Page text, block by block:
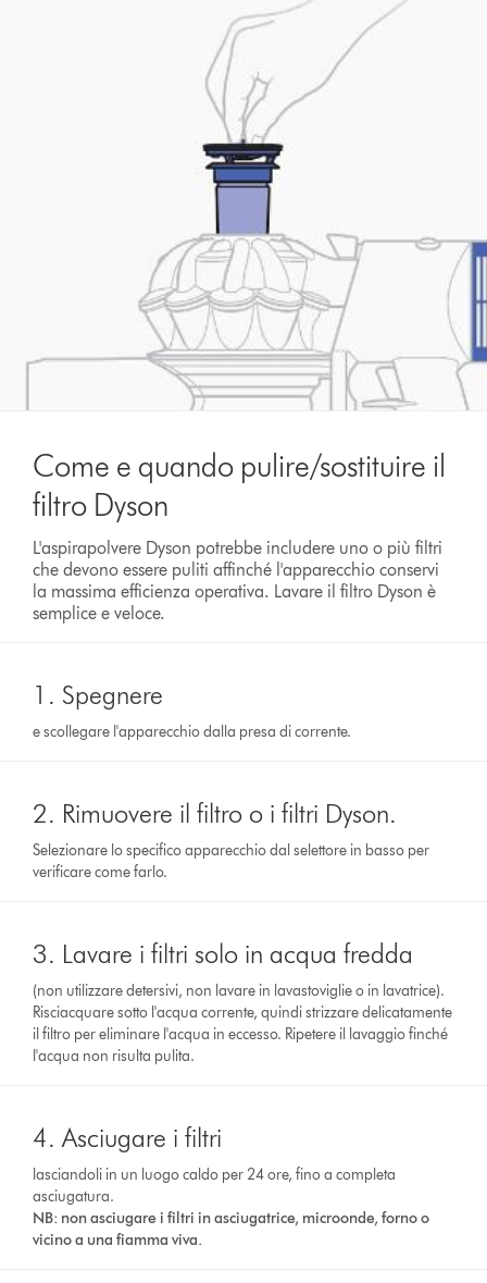
Come e quando pulire/sostituire il
filtro Dyson
L'aspirapolvere Dyson potrebbe includere uno o più filtri
che devono essere puliti affinché l'apparecchio conservi
la massima efficienza operativa. Lavare il filtro Dyson è
semplice e veloce.
1. Spegnere
e scollegare l'apparecchio dalla presa di corrente.
2. Rimuovere il filtro o i filtri Dyson.
Selezionare lo specifico apparecchio dal selettore in basso per
verificare come farlo.
3. Lavare i filtri solo in acqua fredda
(non utilizzare detersivi, non lavare in lavastoviglie o in lavatrice).
Risciacquare sotto l'acqua corrente, quindi strizzare delicatamente
il filtro per eliminare l'acqua in eccesso. Ripetere il lavaggio finché
l'acqua non risulta pulita.
4. Asciugare i filtri
lasciandoli in un luogo caldo per 24 ore, fino a completa
asciugatura.
NB: non asciugare i filtri in asciugatrice, microonde, forno o
vicino a una fiamma viva.